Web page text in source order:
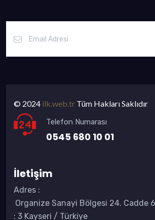
© 2024 ilk.web.tr Tüm Hakları Saklıdır
Telefon Numarası
0545 680 10 01
İletişim
Adres :
Organize Sanayi Bölgesi 24. Cadde
: 3 Kayseri / Türkiye